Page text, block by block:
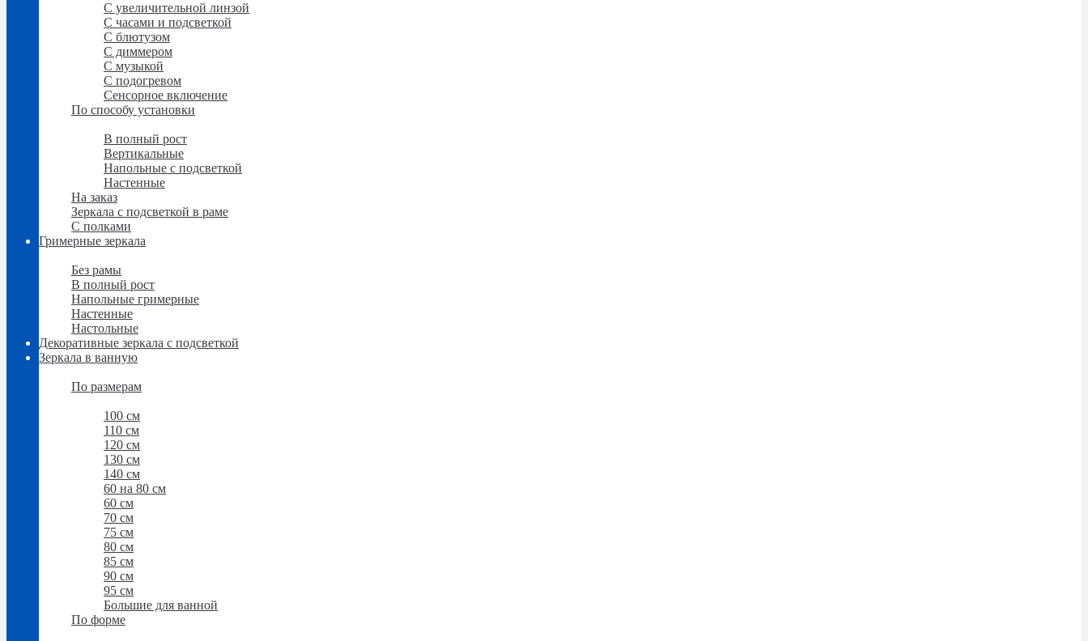
C увеличительной линзой
C часами и подсветкой
С блютузом
С диммером
С музыкой
С подогревом
Сенсорное включение
По способу установки
В полный рост
Вертикальные
Напольные с подсветкой
Настенные
На заказ
Зеркала с подсветкой в раме
С полками
Гримерные зеркала
Без рамы
В полный рост
Напольные гримерные
Настенные
Настольные
Декоративные зеркала с подсветкой
Зеркала в ванную
По размерам
100 см
110 см
120 см
130 см
140 см
60 на 80 см
60 см
70 см
75 см
80 см
85 см
90 см
95 см
Большие для ванной
По форме